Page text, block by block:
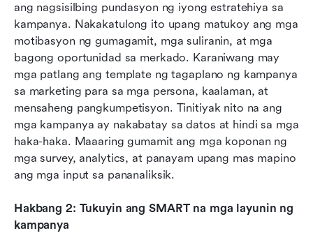
ang nagsisilbing pundasyon ng iyong estratehiya sa
kampanya. Nakakatulong ito upang matukoy ang mga
motibasyon ng gumagamit, mga suliranin, at mga
bagong oportunidad sa merkado. Karaniwang may
mga patlang ang template ng tagaplano ng kampanya
sa marketing para sa mga persona, kaalaman, at
mensaheng pangkumpetisyon. Tinitiyak nito na ang
mga kampanya ay nakabatay sa datos at hindi sa mga
haka-haka. Maaaring gumamit ang mga koponan ng
mga survey, analytics, at panayam upang mas mapino
ang mga input sa pananaliksik.
Hakbang 2: Tukuyin ang SMART na mga layunin ng
kampanya